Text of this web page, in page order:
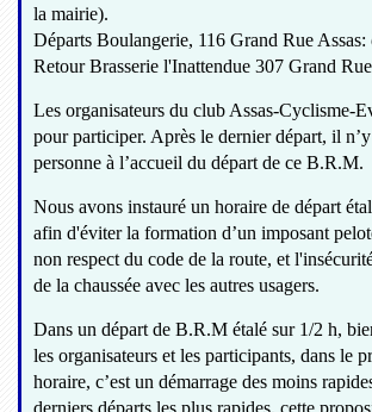
la mairie).
Départs Boulangerie, 116 Grand Rue Assas:
Retour Brasserie l'Inattendue 307 Grand Rue
Les organisateurs du club Assas-Cyclisme-
pour participer. Après le dernier départ, il
personne à l’accueil du départ de ce B.R.M.
Nous avons instauré un horaire de départ
afin d'éviter la formation d’un imposant
non respect du code de la route, et
de la chaussée avec les autres usagers.
Dans un départ de B.R.M étalé sur 1/2 h,
les organisateurs et les participants, dans le
horaire, c’est un démarrage des moins